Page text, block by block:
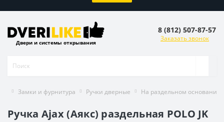
Двери и системы открывания
8 (812) 507-87-57
Заказать звонок
Замки и фурнитура Ручки дверные На раздельном основании
Ручка Ajax (Аякс) раздельная POLO JK